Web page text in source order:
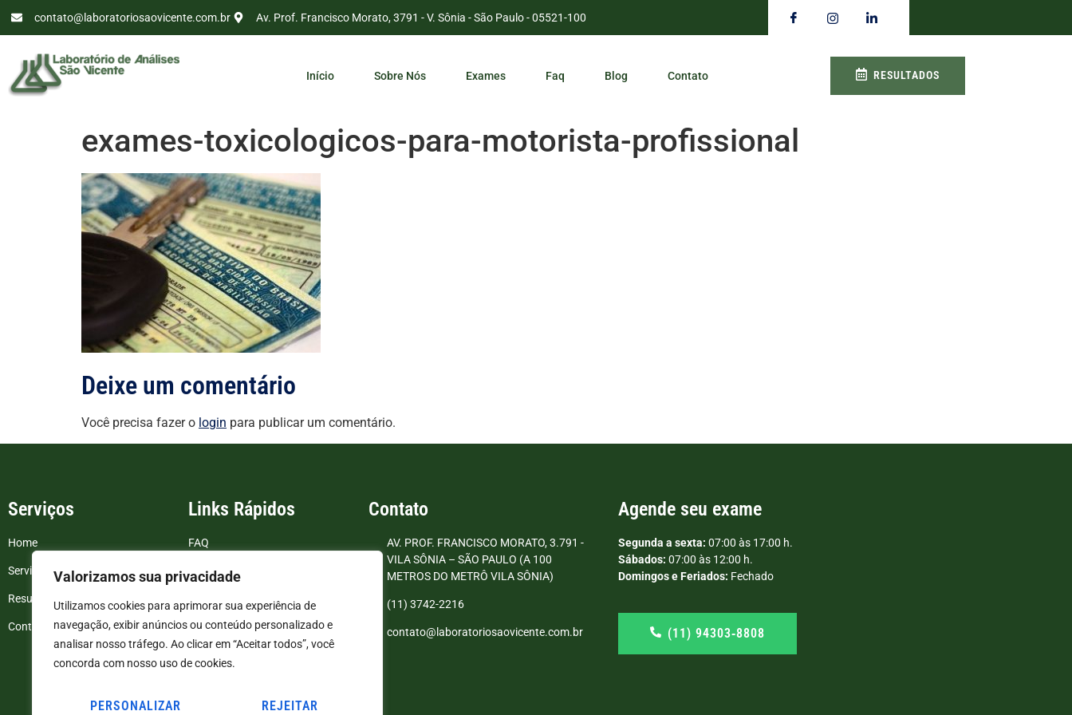
Valorizamos sua privacidade
Utilizamos cookies para aprimorar sua experiência de
navegação, exibir anúncios ou conteúdo personalizado e
analisar nosso tráfego. Ao clicar em “Aceitar todos”, você
concorda com nosso uso de cookies.
PERSONALIZAR REJEITAR
contato@laboratoriosaovicente.com.br Av. Prof. Francisco Morato, 3791 - V. Sônia - São Paulo - 05521-100
Início Sobre Nós Exames Faq Blog Contato RESULTADOS
exames-toxicologicos-para-motorista-profissional
Deixe um comentário
Você precisa fazer o login para publicar um comentário.
Serviços
Home
Serviços
Resultados de exames
Contato
Links Rápidos
FAQ
Blog
Politica de Privacidade
Termos e Condições
Contato
AV. PROF. FRANCISCO MORATO, 3.791 -
VILA SÔNIA – SÃO PAULO (A 100
METROS DO METRÔ VILA SÔNIA)
(11) 3742-2216
contato@laboratoriosaovicente.com.br
Agende seu exame
Segunda a sexta: 07:00 às 17:00 h.
Sábados: 07:00 às 12:00 h.
Domingos e Feriados: Fechado
(11) 94303‑8808